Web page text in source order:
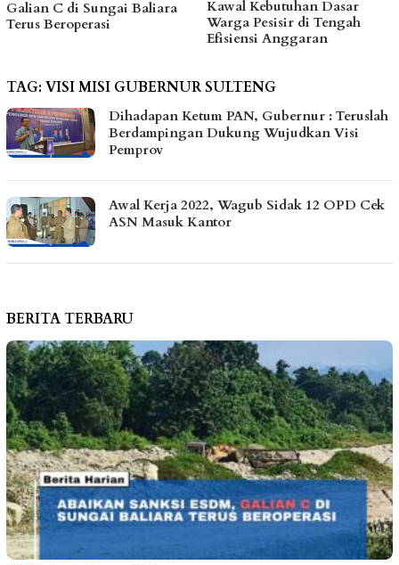
Kawal Kebutuhan Dasar
Warga Pesisir di Tengah
hingga Bantu Fasilitas
Tempat Ibadah Pakai Dana
Pribadi
TAG: VISI MISI GUBERNUR SULTENG
Dihadapan Ketum PAN, Gubernur : Teruslah
Berdampingan Dukung Wujudkan Visi
Pemprov
Awal Kerja 2022, Wagub Sidak 12 OPD Cek
ASN Masuk Kantor
BERITA TERBARU